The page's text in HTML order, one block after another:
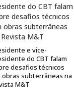
e vice-
do CBT falam
desafios técnicos
obras subterrâneas na
M&T